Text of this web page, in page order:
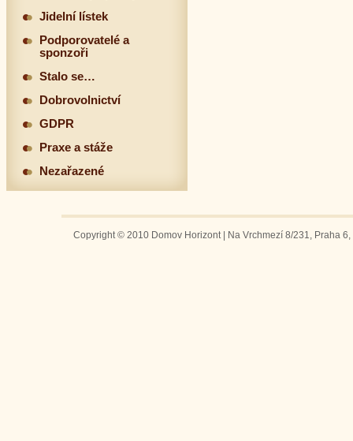
Jidelní lístek
Podporovatelé a
sponzoři
Stalo se…
Dobrovolnictví
GDPR
Praxe a stáže
Nezařazené
Copyright © 2010 Domov Horizont | Na Vrchmezí 8/231, Praha